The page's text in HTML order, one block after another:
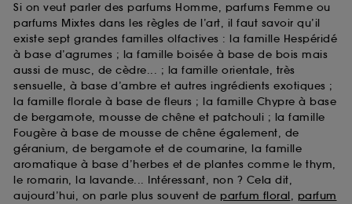
Si on veut parler des parfums Homme, parfums Femme ou
parfums Mixtes dans les règles de l’art, il faut savoir qu’il
existe sept grandes familles olfactives : la famille Hespéridé
à base d’agrumes ; la famille boisée à base de bois mais
aussi de musc, de cèdre... ; la famille orientale, très
sensuelle, à base d’ambre et autres ingrédients exotiques ;
la famille florale à base de fleurs ; la famille Chypre à base
de bergamote, mousse de chêne et patchouli ; la famille
Fougère à base de mousse de chêne également, de
géranium, de bergamote et de coumarine, la famille
aromatique à base d’herbes et de plantes comme le thym,
le romarin, la lavande... Intéressant, non ? Cela dit,
aujourd’hui, on parle plus souvent de parfum floral, parfum